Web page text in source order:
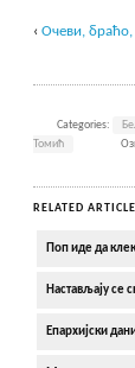
‹Очеви,
Categories:
Томић
RELATED
Поп иде да
Настављају се
Епархијски